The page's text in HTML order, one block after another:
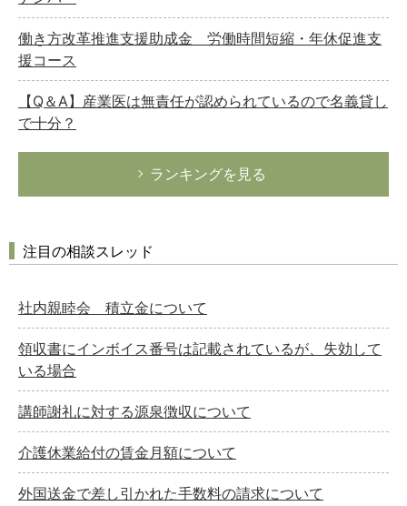
働き方改革推進支援助成金 労働時間短縮・年休促進支
援コース
【Q＆A】産業医は無責任が認められているので名義貸し
で十分？
ランキングを見る
注目の相談スレッド
社内親睦会 積立金について
領収書にインボイス番号は記載されているが、失効して
いる場合
講師謝礼に対する源泉徴収について
介護休業給付の賃金月額について
外国送金で差し引かれた手数料の請求について